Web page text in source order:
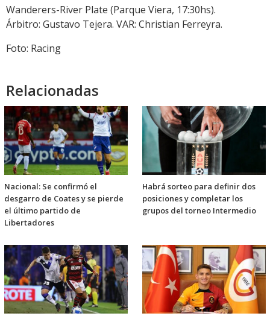
Wanderers-River Plate (Parque Viera, 17:30hs).
Árbitro: Gustavo Tejera. VAR: Christian Ferreyra.
Foto: Racing
Relacionadas
Nacional: Se confirmó el
desgarro de Coates y se pierde
el último partido de
Libertadores
Habrá sorteo para definir dos
posiciones y completar los
grupos del torneo Intermedio